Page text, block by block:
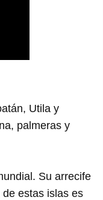
Utila y
palmeras y
Su arrecife
estas islas es